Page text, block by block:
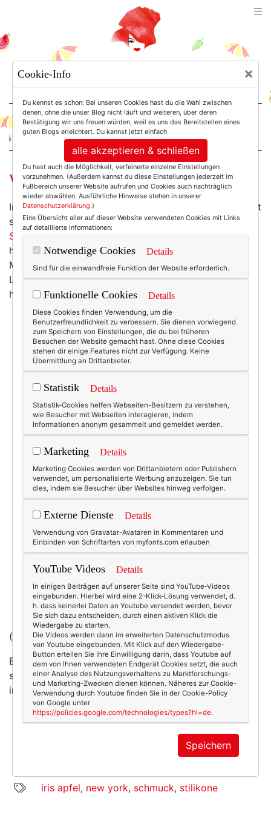
For Women. Not Girls.
Wochenend-Wow: Crazy in black!
Iris Apfel ist ein New Yorker Unikum: 90 (!) Jahre alt ist
sie nicht nur das, was selbst dieNew York Times als
Stilikone und Fashion Pop Starbezeichnet, sondern
hat just auch noch eine Schmuckkollektion auf den
Markt gebracht. Ich habe euch mal eins meiner
Lieblingsstücke rausgesucht, denn unter den Colliers
habe ich gleich mehrere Favoriten:
(Foto/Kaufen:yoox.com)
Ein Buch gibt es über sie übrigens auch. Das liegt
schon auf meinem Schreibtisch. Darüber dann später
in diese Woche mehr ...
iris apfel, new york, schmuck, stilikone
Cookie-Info ×
Du kennst es schon: Bei unseren Cookies hast du die Wahl zwischen
denen, ohne die unser Blog nicht läuft und weiteren, über deren
Bestätigung wir uns freuen würden, weil es uns das Bereitstellen eines
guten Blogs erleichtert. Du kannst jetzt einfach
alle akzeptieren & schließen
Du hast auch die Möglichkeit, verfeinerte einzelne Einstellungen
vorzunehmen. (Außerdem kannst du diese Einstellungen jederzeit im
Fußbereich unserer Website aufrufen und Cookies auch nachträglich
wieder abwählen. Ausführliche Hinweise stehen in unserer
Datenschutzerklärung.)
Eine Übersicht aller auf dieser Website verwendeten Cookies mit Links
auf detaillierte Informationen:
Notwendige Cookies Details
Sind für die einwandfreie Funktion der Website erforderlich.
Funktionelle Cookies Details
Diese Cookies finden Verwendung, um die
Benutzerfreundlichkeit zu verbessern. Sie dienen vorwiegend
zum Speichern von Einstellungen, die du bei früheren
Besuchen der Website gemacht hast. Ohne diese Cookies
stehen dir einige Features nicht zur Verfügung. Keine
Übermittlung an Drittanbieter.
Statistik Details
Statistik-Cookies helfen Webseiten-Besitzern zu verstehen,
wie Besucher mit Webseiten interagieren, indem
Informationen anonym gesammelt und gemeldet werden.
Marketing Details
Marketing Cookies werden von Drittanbietern oder Publishern
verwendet, um personalisierte Werbung anzuzeigen. Sie tun
dies, indem sie Besucher über Websites hinweg verfolgen.
Externe Dienste Details
Verwendung von Gravatar-Avataren in Kommentaren und
Einbinden von Schriftarten von myfonts.com erlauben
YouTube Videos Details
In einigen Beiträgen auf unserer Seite sind YouTube-Videos
eingebunden. Hierbei wird eine 2-Klick-Lösung verwendet, d.
h. dass keinerlei Daten an Youtube versendet werden, bevor
Sie sich dazu entscheiden, durch einen aktiven Klick die
Wiedergabe zu starten.
Die Videos werden dann im erweiterten Datenschutzmodus
von Youtube eingebunden. Mit Klick auf den Wiedergabe-
Button erteilen Sie Ihre Einwilligung darin, dass Youtube auf
dem von Ihnen verwendeten Endgerät Cookies setzt, die auch
einer Analyse des Nutzungsverhaltens zu Marktforschungs-
und Marketing-Zwecken dienen können. Näheres zur Cookie-
Verwendung durch Youtube finden Sie in der Cookie-Policy
von Google unter
https://policies.google.com/technologies/types?hl=de.
Speichern